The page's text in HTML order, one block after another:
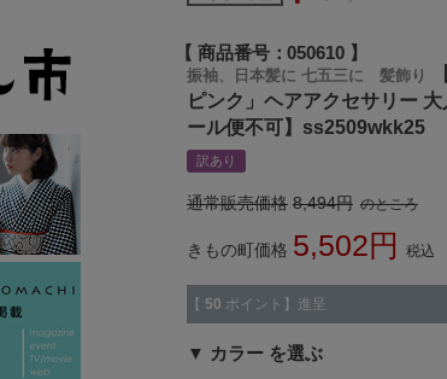
商品番号 050610
振袖、日本髪に 七五三に 髪飾り
ピンク」ヘアアクセサリー
ール便不可】ss2509wkk25
訳あり
通常販売価格 8,494 のところ
きもの町価格 5,502 税込
【 50 ポイント】進呈
カラー